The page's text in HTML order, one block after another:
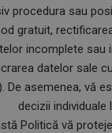
procedura sau
gratuit,
incomplete
datelor sale
asemenea, vă
decizii individuale
Politică vă